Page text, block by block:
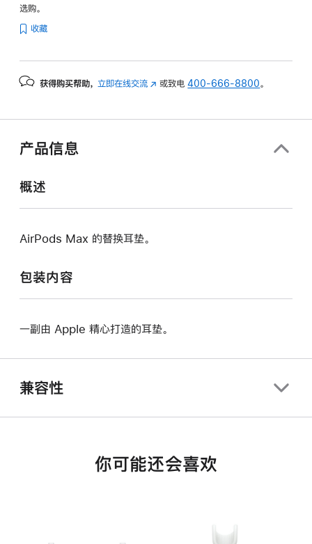
选购。
收藏
获得购买帮助， 立即在线交流 (在 或致电400-666-8800。
产品信息
概述
AirPods Max 的替换耳垫。
包装内容
一副由 Apple 精心打造的耳垫。
兼容性
你可能还会喜欢